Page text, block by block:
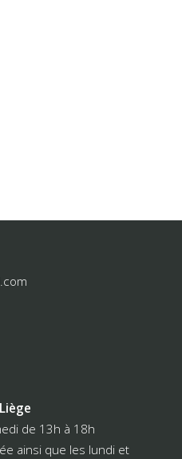
de 13h à 18h
ainsi que les lundi et